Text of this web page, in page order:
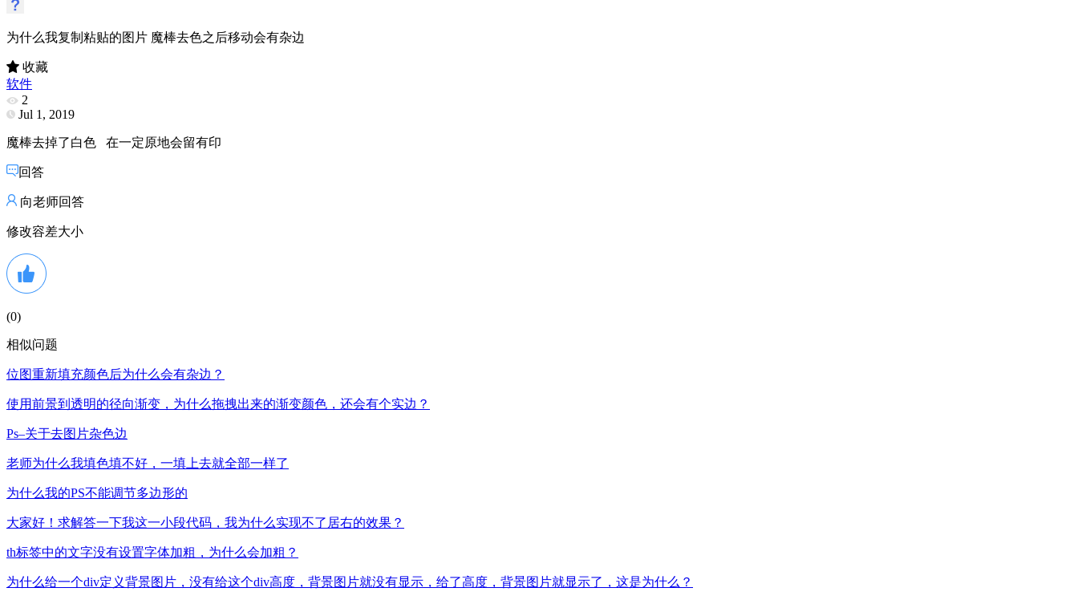
为什么我复制粘贴的图片 魔棒去色之后移动会有杂边
收藏
软件
2
Jul 1, 2019
魔棒去掉了白色 在一定原地会留有印
回答
向老师回答
修改容差大小
(0)
相似问题
位图重新填充颜色后为什么会有杂边？
使用前景到透明的径向渐变，为什么拖拽出来的渐变颜色，还会有个实边？
Ps–关于去图片杂色边
老师为什么我填色填不好，一填上去就全部一样了
为什么我的PS不能调节多边形的
大家好！求解答一下我这一小段代码，我为什么实现不了居右的效果？
th标签中的文字没有设置字体加粗，为什么会加粗？
为什么给一个div定义背景图片，没有给这个div高度，背景图片就没有显示，给了高度，背景图片就显示了，这是为什么？